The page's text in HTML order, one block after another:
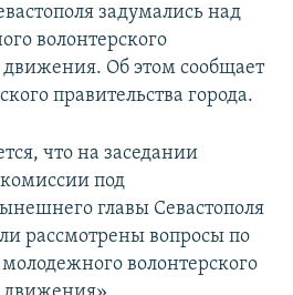
задумались над
волонтерского
движения. Об этом сообщает
правительства города.
что на заседании
под
главы Севастополя
рассмотрены вопросы по
волонтерского